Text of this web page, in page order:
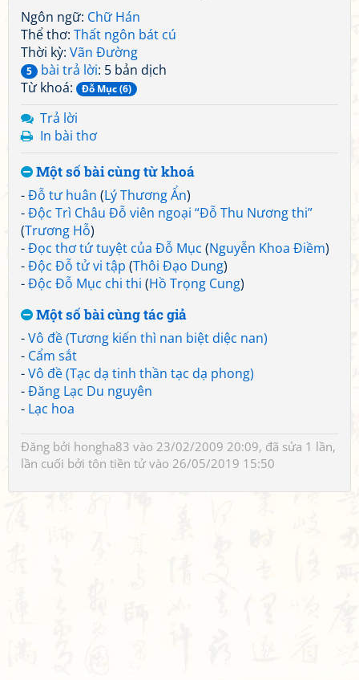
Ngôn ngữ: Chữ Hán
Thể thơ: Thất ngôn bát cú
Thời kỳ: Vãn Đường
5 bài trả lời: 5 bản dịch
Từ khoá:
Đỗ Mục (6)
Trả lời
In bài thơ
Một số bài cùng từ khoá
-Đỗ tư huân (Lý Thương Ẩn)
-Độc Trì Châu Đỗ viên ngoại “Đỗ Thu Nương thi”
(Trương Hỗ)
-Đọc thơ tứ tuyệt của Đỗ Mục (Nguyễn Khoa Điềm)
-Độc Đỗ tử vi tập (Thôi Đạo Dung)
-Độc Đỗ Mục chi thi (Hồ Trọng Cung)
Một số bài cùng tác giả
-Vô đề (Tương kiến thì nan biệt diệc nan)
- Cẩm sắt
-Vô đề (Tạc dạ tinh thần tạc dạ phong)
-Đăng Lạc Du nguyên
- Lạc hoa
Đăng bởi hongha83 vào 23/02/2009 20:09, đã sửa 1 lần,
lần cuối bởi tôn tiền tửvào 26/05/2019 15:50